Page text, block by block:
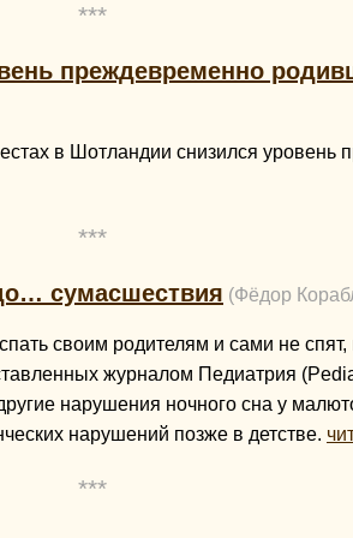
***
преждевременно
в Шотландии снизился уровень
***
сумасшествия (Фёдор
своим родителям и сами не спят,
журналом Педиатрия
нарушения ночного сна у
нарушений позже в детстве.
***